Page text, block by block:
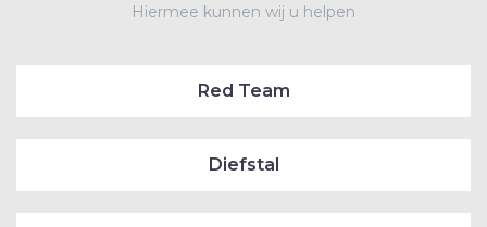
Hiermee kunnen wij u helpen
Red Team
Diefstal